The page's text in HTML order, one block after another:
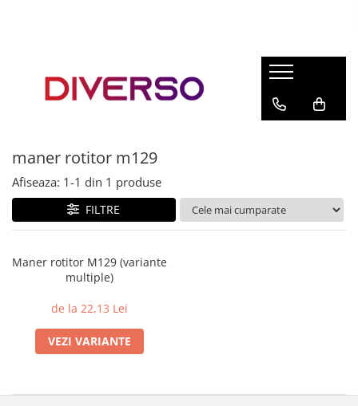
ASA
SILK
HIPS
PMMA
MULTIMATERIAL
maner rotitor m129
Afiseaza: 1-1 din 1 produse
FILTRE
Maner rotitor M129 (variante
multiple)
de la 22,13 Lei
VEZI VARIANTE